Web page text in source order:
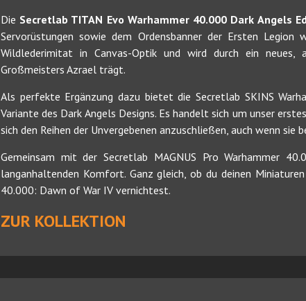
Die Secretlab TITAN Evo Warhammer 40.000 Dark Angels
Servorüstungen sowie dem Ordensbanner der Ersten
Wildlederimitat in Canvas-Optik und wird durch ein neues,
Großmeisters Azrael trägt.
Als perfekte Ergänzung dazu bietet die Secretlab SKINS
Variante des Dark Angels Designs. Es handelt sich um unser
sich den Reihen der Unvergebenen anzuschließen, auch wenn sie
Gemeinsam mit der Secretlab MAGNUS Pro Warhammer
langanhaltenden Komfort. Ganz gleich, ob du deinen
40.000: Dawn of War IV vernichtest.
ZUR KOLLEKTION